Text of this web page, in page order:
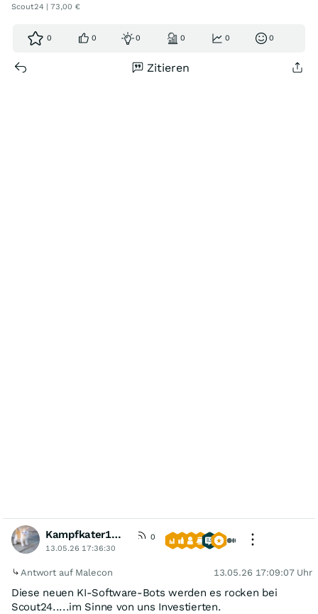
Scout24 | 73,00 €
0 0 0 0 0 0
Zitieren
Kampfkater1969
0
13.05.26 17:36:30
Antwort auf Malecon 13.05.26 17:09:07 Uhr
Diese neuen KI-Software-Bots werden es rocken bei
Scout24.....im Sinne von uns Investierten.